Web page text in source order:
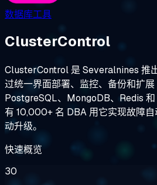
数据库工具
ClusterControl
ClusterControl 是 Severalnines 推
过统一界面部署、监控、备份和扩展
PostgreSQL、MongoDB、Redis
有 10,000+ 名 DBA 用它实现故障
动升级。
快速概览
30